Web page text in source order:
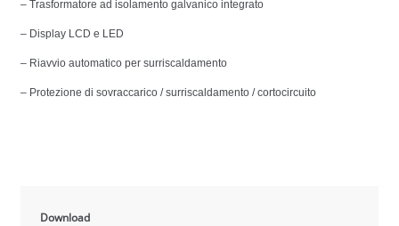
– Trasformatore ad isolamento galvanico integrato
– Display LCD e LED
– Riavvio automatico per surriscaldamento
– Protezione di sovraccarico / surriscaldamento / cortocircuito
Download